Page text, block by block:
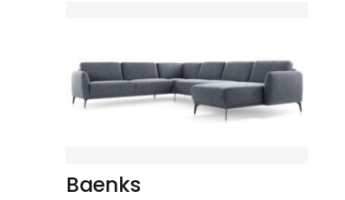
Baenks